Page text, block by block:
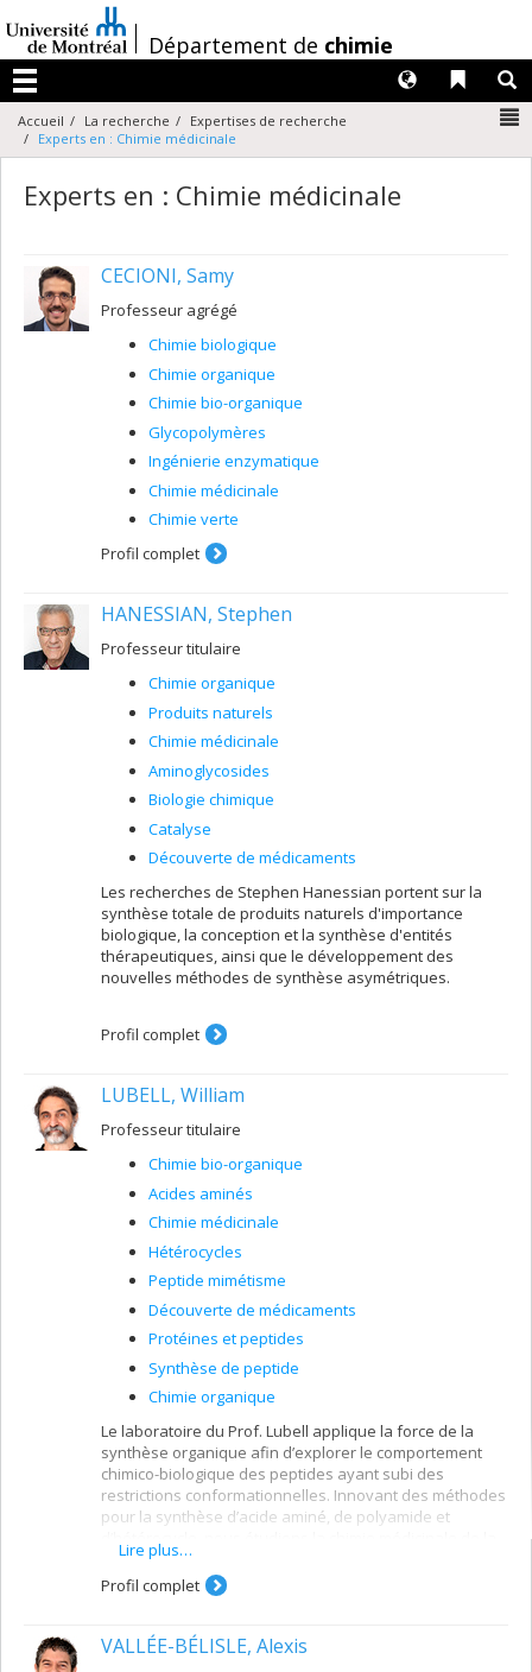
au
contenu
/Département de chimie
Menu
Liens
Langues
Accueil La recherche
Expertises de recherche
Experts en : Chimie médicinale
Experts en : Chimie médicinale
CECIONI, Samy
Professeur agrégé
Chimie biologique
Chimie organique
Chimie bio-organique
Glycopolymères
Ingénierie enzymatique
Chimie médicinale
Chimie verte
Profil complet
HANESSIAN, Stephen
Professeur titulaire
Chimie organique
Produits naturels
Chimie médicinale
Aminoglycosides
Biologie chimique
Catalyse
Découverte de médicaments
Les recherches de Stephen Hanessian portent sur la
synthèse totale de produits naturels d'importance
biologique, la conception et la synthèse d'entités
thérapeutiques, ainsi que le développement des
nouvelles méthodes de synthèse asymétriques.
Profil complet
LUBELL, William
Professeur titulaire
Chimie bio-organique
Acides aminés
Chimie médicinale
Hétérocycles
Peptide mimétisme
Découverte de médicaments
Protéines et peptides
Synthèse de peptide
Chimie organique
Le laboratoire du Prof. Lubell applique la force de la
synthèse organique afin d’explorer le comportement
chimico-biologique des peptides ayant subi des
restrictions conformationnelles. Innovant des méthodes
pour la synthèse d’acide aminé, de polyamide et
structure des peptides via une approche orientée sur la
diversité afin de créer des prototypes
peptidomimétique dans le but de découvrir de
autour des peptides non naturels qui possèdent de
Lire plus…
Profil complet
VALLÉE-BÉLISLE, Alexis